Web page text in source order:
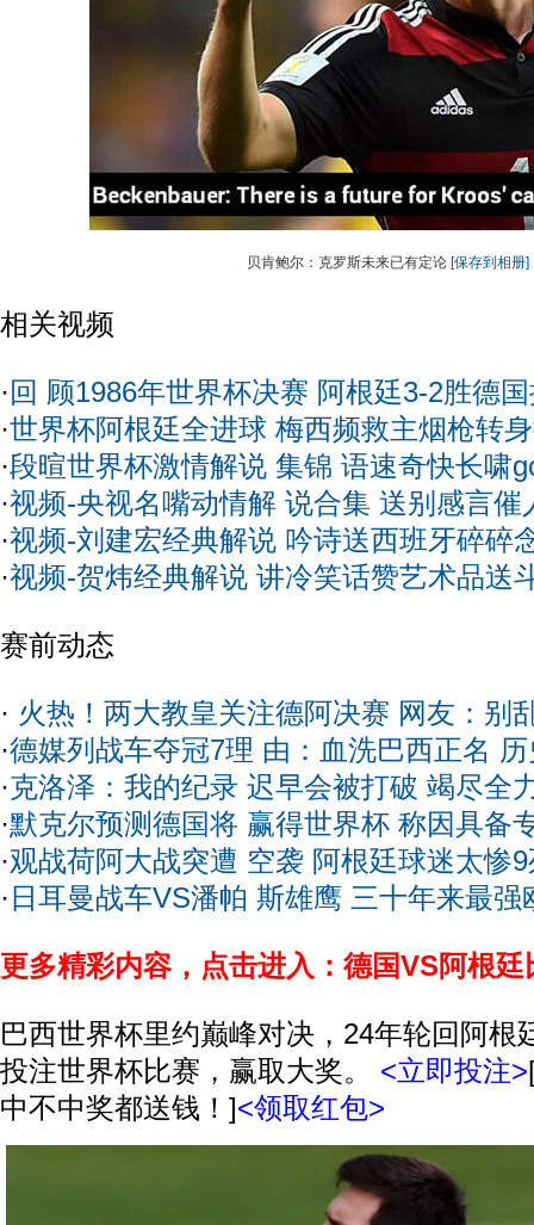
贝肯鲍尔：克罗斯未来已有定论 [保存到相册]
相关视频
· 回 顾1986年世界杯决赛 阿根廷3-2胜德
·世界杯阿根廷全进球 梅西频救主烟枪转
·段暄世界杯激情解说 集锦 语速奇快长啸
·视频-央视名嘴动情解 说合集 送别感言催
·视频-刘建宏经典解说 吟诗送西班牙碎碎
·视频-贺炜经典解说 讲冷笑话赞艺术品送
赛前动态
· 火热！两大教皇关注德阿决赛 网友：别
·德媒列战车夺冠7理 由：血洗巴西正名
·克洛泽：我的纪录 迟早会被打破 竭尽全
·默克尔预测德国将 赢得世界杯 称因具备
·观战荷阿大战突遭 空袭 阿根廷球迷太惨
· 日耳曼战车VS潘帕 斯雄鹰 三十年来最强
更多精彩内容，点击进入：德国VS阿根廷
巴西世界杯里约巅峰对决，24年轮回阿根
投注世界杯比赛，赢取大奖。 <立即投注>
中不中奖都送钱！]<领取红包>